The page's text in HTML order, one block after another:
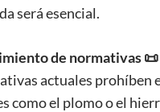
será esencial.
de normativas 📜
actuales prohíben
como el plomo o el